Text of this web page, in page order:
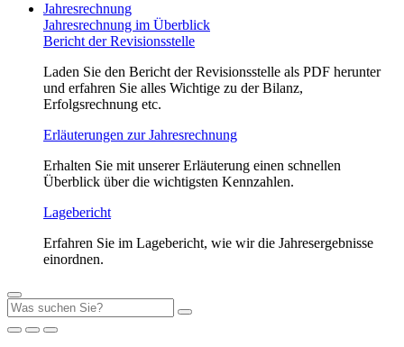
Jahresrechnung
Jahresrechnung im Überblick
Bericht der Revisionsstelle
Laden Sie den Bericht der Revisionsstelle als PDF herunter
und erfahren Sie alles Wichtige zu der Bilanz,
Erfolgsrechnung etc.
Erläuterungen zur Jahresrechnung
Erhalten Sie mit unserer Erläuterung einen schnellen
Überblick über die wichtigsten Kennzahlen.
Lagebericht
Erfahren Sie im Lagebericht, wie wir die Jahresergebnisse
einordnen.